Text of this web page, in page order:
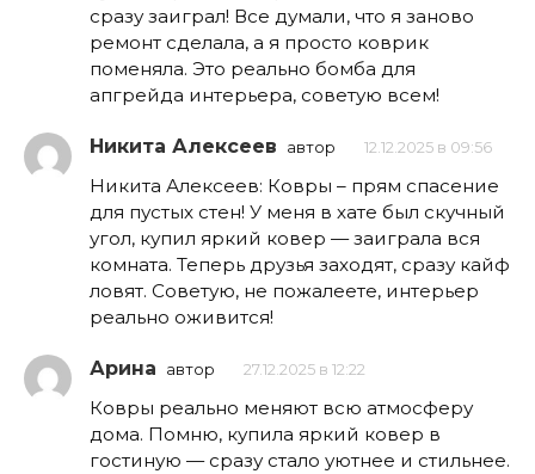
сразу заиграл! Все думали, что я заново
ремонт сделала, а я просто коврик
поменяла. Это реально бомба для
апгрейда интерьера, советую всем!
Никита Алексеев автор 12.12.2025 в 09:56
Никита Алексеев: Ковры – прям спасение
для пустых стен! У меня в хате был скучный
угол, купил яркий ковер — заиграла вся
комната. Теперь друзья заходят, сразу кайф
ловят. Советую, не пожалеете, интерьер
реально оживится!
Арина автор 27.12.2025 в 12:22
Ковры реально меняют всю атмосферу
дома. Помню, купила яркий ковер в
гостиную — сразу стало уютнее и стильнее.